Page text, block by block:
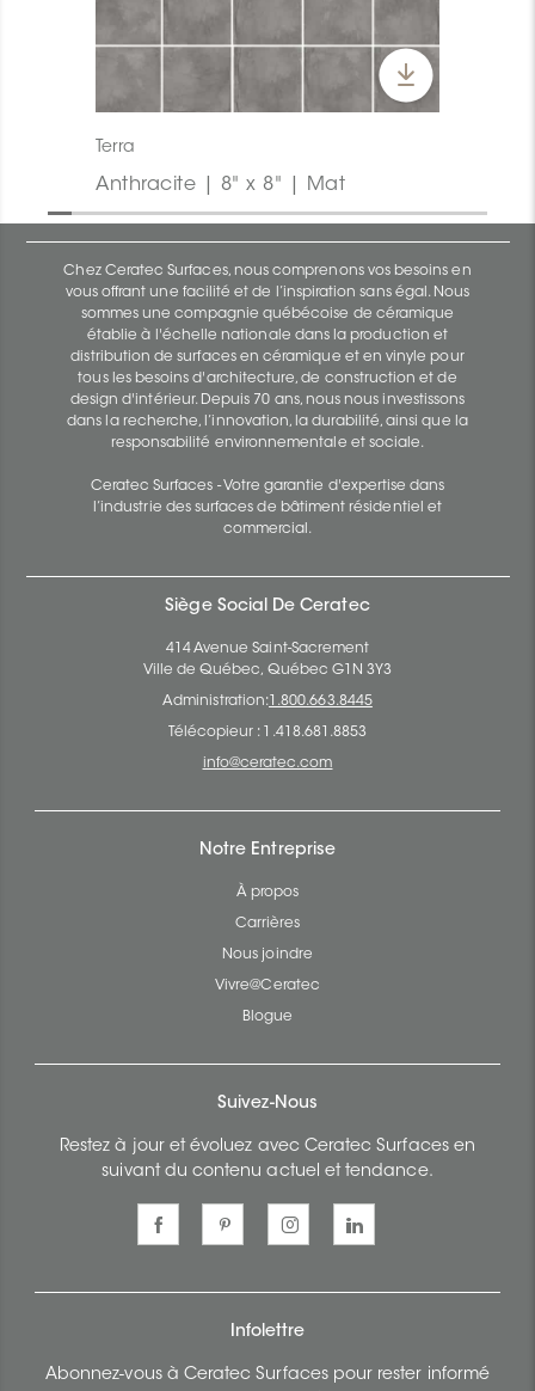
Terra
Anthracite | 8" x 8" | Mat
Chez Ceratec Surfaces, nous comprenons vos besoins en
vous offrant une facilité et de l’inspiration sans égal. Nous
sommes une compagnie québécoise de céramique
établie à l'échelle nationale dans la production et
distribution de surfaces en céramique et en vinyle pour
tous les besoins d'architecture, de construction et de
design d'intérieur. Depuis 70 ans, nous nous investissons
dans la recherche, l’innovation, la durabilité, ainsi que la
responsabilité environnementale et sociale.
Ceratec Surfaces - Votre garantie d'expertise dans
l’industrie des surfaces de bâtiment résidentiel et
commercial.
Siège Social De Ceratec
414 Avenue Saint-Sacrement
Ville de Québec, Québec G1N 3Y3
Administration: 1.800.663.8445
Télécopieur : 1.418.681.8853
info@ceratec.com
Notre Entreprise
À propos
Carrières
Nous joindre
Vivre@Ceratec
Blogue
Suivez-Nous
Restez à jour et évoluez avec Ceratec Surfaces en
suivant du contenu actuel et tendance.
Infolettre
Abonnez-vous à Ceratec Surfaces pour rester informé